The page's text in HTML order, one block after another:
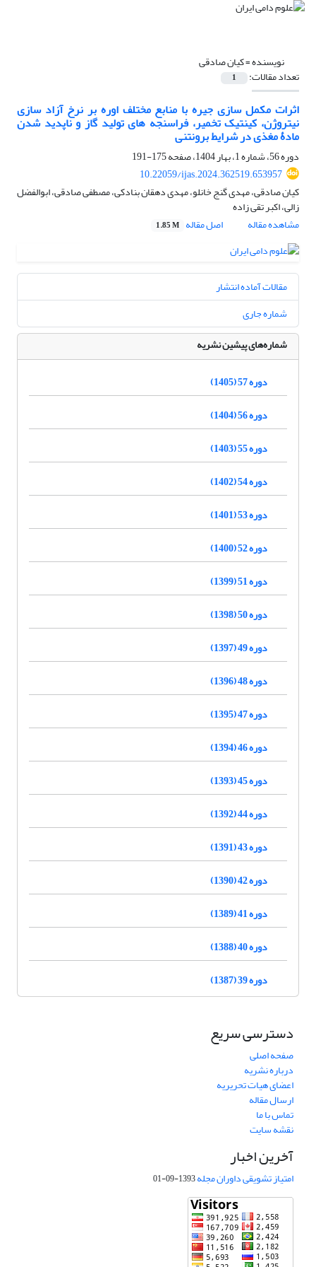
نویسنده =کیان صادقی
تعداد مقالات: 1
اثرات مکمل سازی جیره با منابع مختلف اوره بر نرخ آزاد سازی
نیتروژن، کینتیک تخمیر، فراسنجه های تولید گاز و ناپدید شدن
مادۀ مغذی در شرایط برونتنی
دوره 56، شماره 1، بهار 1404، صفحه
175-191
10.22059/ijas.2024.362519.653957
کیان صادقی، مهدی گنج خانلو، مهدی دهقان بنادکی، مصطفی صادقی، ابوالفضل
زالی، اکبر تقی زاده
مشاهده مقاله
اصل مقاله 1.85 M
مقالات آماده انتشار
شماره جاری
شماره‌های پیشین نشریه
دوره 57 (1405)
دوره 56 (1404)
دوره 55 (1403)
دوره 54 (1402)
دوره 53 (1401)
دوره 52 (1400)
دوره 51 (1399)
دوره 50 (1398)
دوره 49 (1397)
دوره 48 (1396)
دوره 47 (1395)
دوره 46 (1394)
دوره 45 (1393)
دوره 44 (1392)
دوره 43 (1391)
دوره 42 (1390)
دوره 41 (1389)
دوره 40 (1388)
دوره 39 (1387)
دسترسی سریع
صفحه اصلی
درباره نشریه
اعضای هیات تحریریه
ارسال مقاله
تماس با ما
نقشه سایت
آخرین اخبار
امتیاز تشویقی داوران مجله1393-09-01